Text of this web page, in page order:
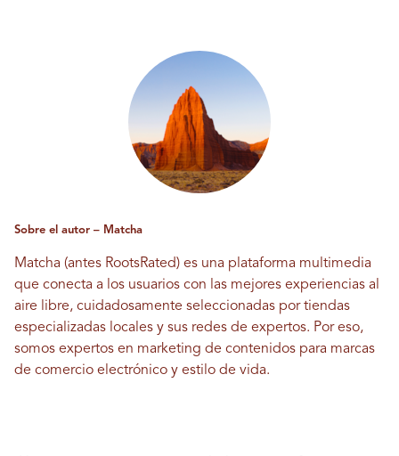
Sobre el autor – Matcha
Matcha (antes RootsRated) es una plataforma multimedia
que conecta a los usuarios con las mejores experiencias al
aire libre, cuidadosamente seleccionadas por tiendas
especializadas locales y sus redes de expertos. Por eso,
somos expertos en marketing de contenidos para marcas
de comercio electrónico y estilo de vida.